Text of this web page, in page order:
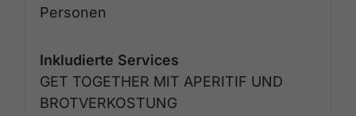
Personen
Inkludierte Services
GET TOGETHER MIT APERITIF UND
BROTVERKOSTUNG